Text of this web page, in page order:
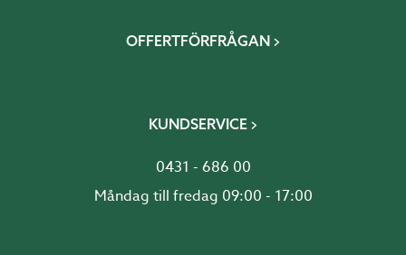
OFFERTFÖRFRÅGAN
KUNDSERVICE
0431 - 686 00
Måndag till fredag 09:00 - 17:00